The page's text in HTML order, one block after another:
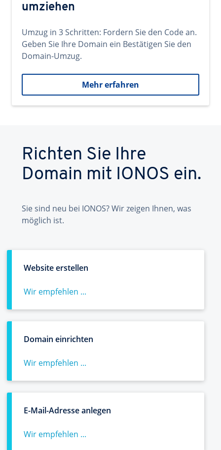
umziehen
Umzug in 3 Schritten: Fordern Sie den Code an.
Geben Sie Ihre Domain ein Bestätigen Sie den
Domain-Umzug.
Mehr erfahren
Richten Sie Ihre
Domain mit IONOS ein.
Sie sind neu bei IONOS? Wir zeigen Ihnen, was
möglich ist.
Website erstellen
Wir empfehlen ...
Domain einrichten
Wir empfehlen ...
E-Mail-Adresse anlegen
Wir empfehlen ...